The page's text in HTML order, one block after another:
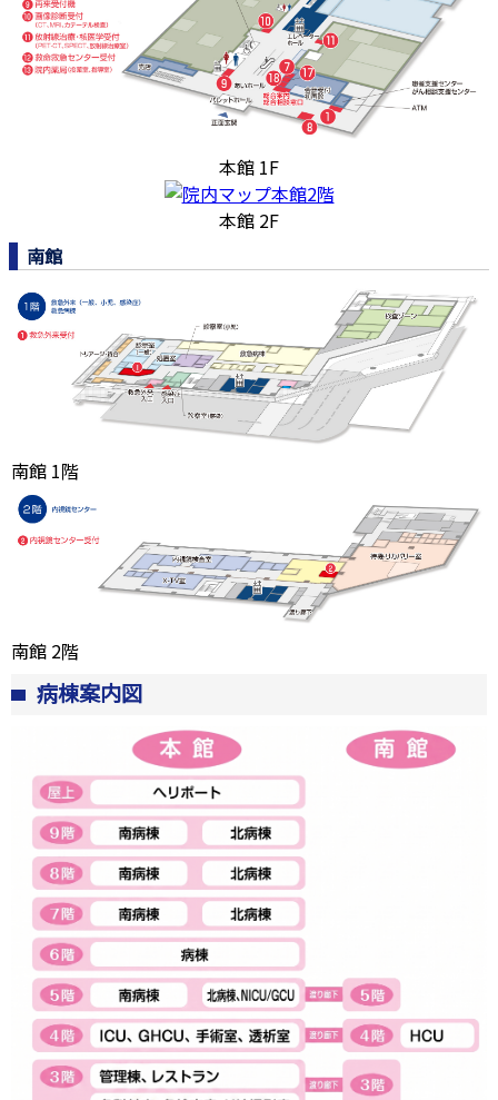
本館 1F
本館 2F
南館
南館 1階
南館 2階
病棟案内図